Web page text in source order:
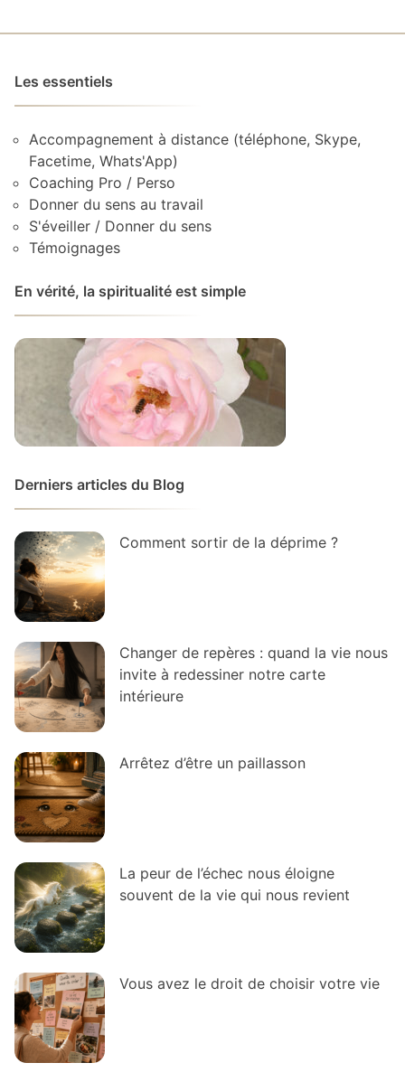
Les essentiels
Accompagnement à distance (téléphone, Skype,
Facetime, Whats'App)
Coaching Pro / Perso
Donner du sens au travail
S'éveiller / Donner du sens
Témoignages
En vérité, la spiritualité est simple
Derniers articles du Blog
Comment sortir de la déprime ?
Changer de repères : quand la vie nous
invite à redessiner notre carte
intérieure
Arrêtez d’être un paillasson
La peur de l’échec nous éloigne
souvent de la vie qui nous revient
Vous avez le droit de choisir votre vie